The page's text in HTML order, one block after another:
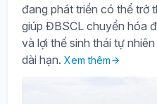
đang phát triển có thể trở
giúp ĐBSCL chuyển hóa
và lợi thế sinh thái tự
dài hạn. Xem thêm